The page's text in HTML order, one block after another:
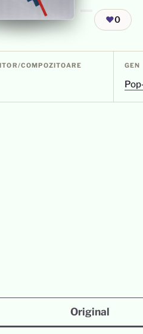
❤0
COMPOZITOARE GEN
Original